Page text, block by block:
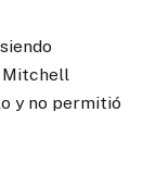
Mitchell
y no permitió